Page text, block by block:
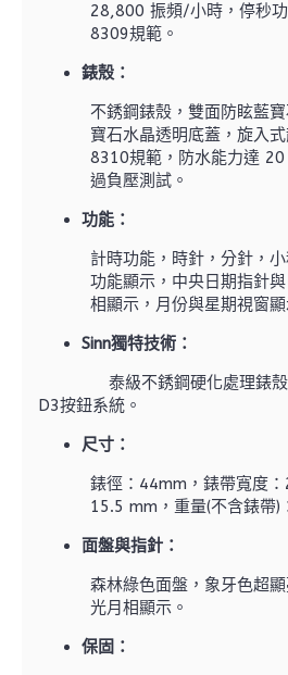
28,800 振頻/小時，停秒
8309規範。
錶殼：
不銹鋼錶殼，雙面防眩藍
寶石水晶透明底蓋，旋入
8310規範，防水能力達
過負壓測試。
功能：
計時功能，時針，分針，
功能顯示，中央日期指針
相顯示，月份與星期視窗顯
Sinn獨特技術 ：
泰級不銹鋼硬化處理錶
D3按鈕系統。
尺寸：
錶徑：44mm，錶帶寬度
15.5 mm，重量(不含錶帶)
面盤與指針：
森林綠色面盤，象牙色超
光月相顯示。
保固：